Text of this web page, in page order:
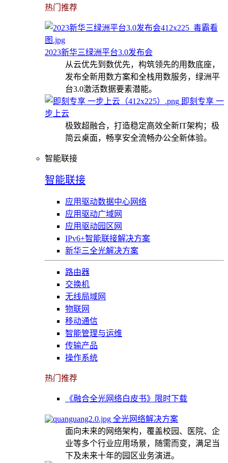
热门推荐
2023新华三绿洲平台3.0发布会
从云优先到数优先，构筑领先的用数底座，
发布全新用数方案和全栈用数服务，绿洲平
台3.0激活数据要素潜能。
即刻专享 一
步上云
极致超融合，打造稳定高效全新IT架构；极
简云桌面，畅享安全流畅办公全新体验。
智能联接
智能联接
应用驱动数据中心网络
应用驱动广域网
应用驱动园区网
IPv6+智能联接解决方案
新华三全光解决方案
路由器
交换机
无线局域网
物联网
移动通信
智能管理与运维
传输产品
操作系统
热门推荐
《融合全光网络白皮书》限时下载
全光网络解决方案
面向未来的网络架构，覆盖校园、医院、企
业等多个行业应用场景，随需而变，满足当
下及未来十年的园区业务演进。